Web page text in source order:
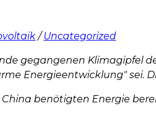
/ Uncategorized
gegangenen Klimagipfel
Energieentwicklung" sei.
benötigten Energie